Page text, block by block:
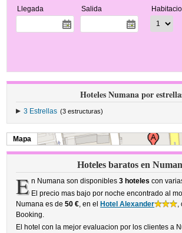
Llegada Salida
Hoteles Numana por
3 Estrellas (3 estructuras)
Mapa
Hoteles baratos en
E n Numana son disponibles 3 hoteles con
El precio mas bajo por noche encontrado al
Numana es de50 €, en el Hotel Alexander
,
Booking.
El hotel con la mejor evaluacion por los clientes a